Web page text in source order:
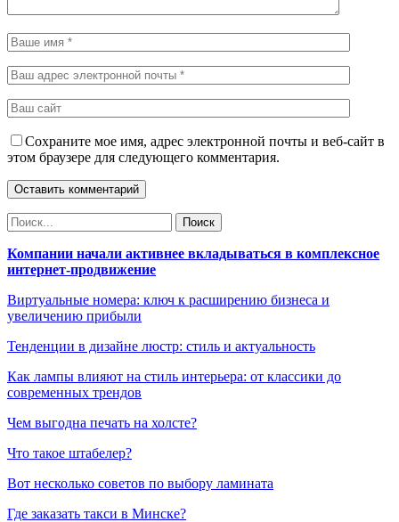
Сохраните мое имя, адрес электронной почты и веб-сайт в
этом браузере для следующего комментария.
Компании начали активнее вкладываться в комплексное
интернет-продвижение
Виртуальные номера: ключ к расширению бизнеса и
увеличению прибыли
Тенденции в дизайне люстр: стиль и актуальность
Как лампы влияют на стиль интерьера: от классики до
современных трендов
Чем выгодна печать на холсте?
Что такое штабелер?
Вот несколько советов по выбору ламината
Где заказать такси в Минске?